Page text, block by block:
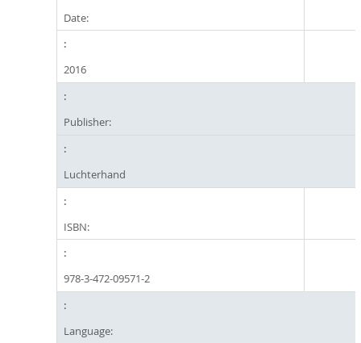
Date:
2016
Publisher:
Luchterhand
ISBN:
978-3-472-09571-2
Language: